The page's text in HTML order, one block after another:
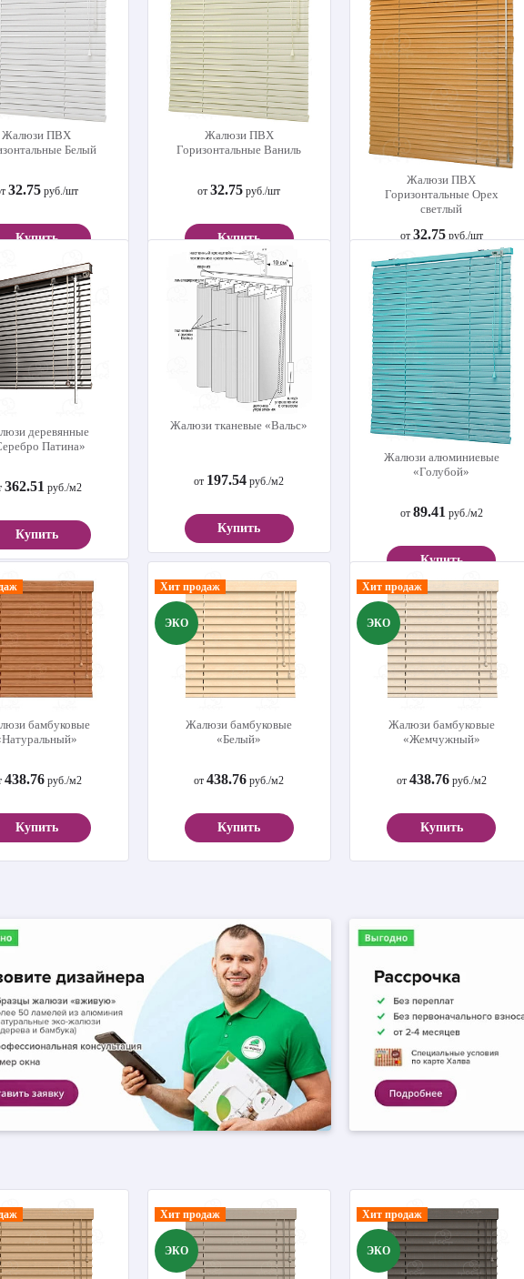
«Миндальный»
от
Купить
Жалюзи бамбуковые «Каштановый»
Купить
Жалюзи ПВХ
Белый
32.75руб./шт
Купить
Жалюзи ПВХ
Горизонтальные Ваниль
от32.75 руб./шт
Купить
Жалюзи ПВХ
Горизонтальные Орех
светлый
от 32.75руб./шт
Купить
деревянные
Патина»
362.51 руб./м2
Купить
Жалюзи тканевые «Вальс»
от 197.54 руб./м2
Купить
Жалюзи алюминиевые
«Голубой»
от 89.41руб./м2
Купить
бамбуковые
438.76руб./м2
Купить
Хит продаж
ЭКО
Жалюзи бамбуковые
«Белый»
от438.76 руб./м2
Купить
Хит продаж
ЭКО
Жалюзи бамбуковые
«Жемчужный»
от 438.76руб./м2
Купить
Хит продаж
ЭКО
Хит продаж
ЭКО